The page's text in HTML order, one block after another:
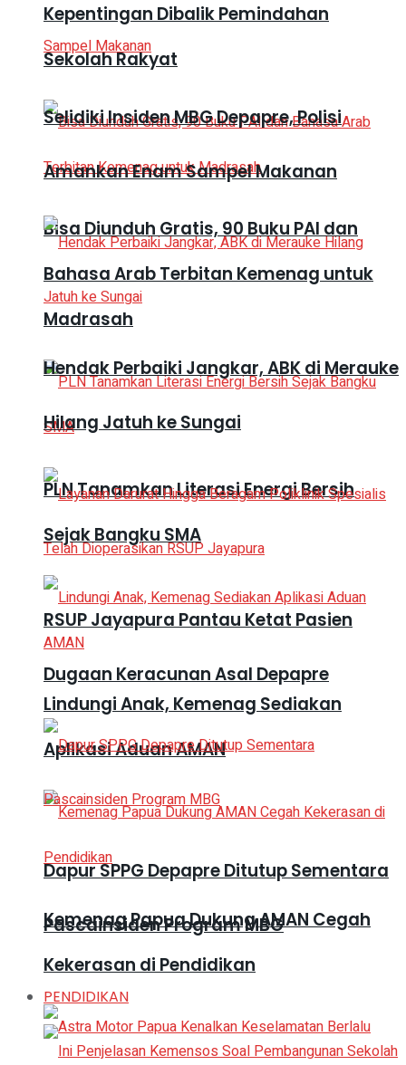
Kepentingan Dibalik Pemindahan
Sekolah Rakyat
Bisa Diunduh Gratis, 90 Buku PAI dan
Bahasa Arab Terbitan Kemenag untuk
Madrasah
PLN Tanamkan Literasi Energi Bersih
Sejak Bangku SMA
Lindungi Anak, Kemenag Sediakan
Aplikasi Aduan AMAN
Kemenag Papua Dukung AMAN Cegah
Kekerasan di Pendidikan
Selidiki Insiden MBG Depapre, Polisi
Amankan Enam Sampel Makanan
Hendak Perbaiki Jangkar, ABK di Merauke
Hilang Jatuh ke Sungai
RSUP Jayapura Pantau Ketat Pasien
Dugaan Keracunan Asal Depapre
Dapur SPPG Depapre Ditutup Sementara
Pascainsiden Program MBG
PENDIDIKAN